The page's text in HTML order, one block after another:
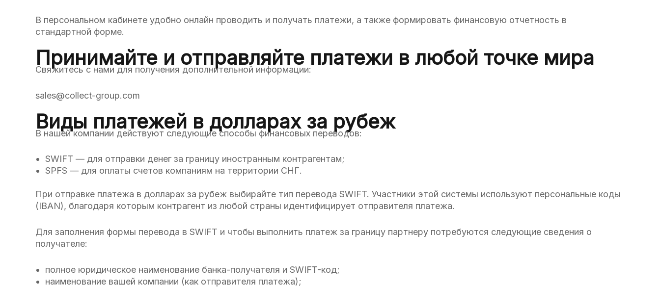
В персональном кабинете удобно онлайн проводить и получать платежи, а также формировать финансовую отчетность в
стандартной форме.
Принимайте и отправляйте платежи в любой точке мира
Свяжитесь с нами для получения дополнительной информации:
sales@collect-group.com
Виды платежей в долларах за рубеж
В нашей компании действуют следующие способы финансовых переводов:
SWIFT — для отправки денег за границу иностранным контрагентам;
SPFS — для оплаты счетов компаниям на территории СНГ.
При отправке платежа в долларах за рубеж выбирайте тип перевода SWIFT. Участники этой системы используют персональные коды
(IBAN), благодаря которым контрагент из любой страны идентифицирует отправителя платежа.
Для заполнения формы перевода в SWIFT и чтобы выполнить платеж за границу партнеру потребуются следующие сведения о
получателе:
полное юридическое наименование банка-получателя и SWIFT-код;
наименование вашей компании (как отправителя платежа);